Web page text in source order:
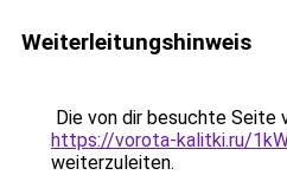
Weiterleitungshinweis
Die von dir besuchte Seite
https://vorota-kalitki.ru/
weiterzuleiten.